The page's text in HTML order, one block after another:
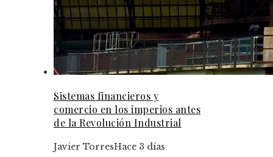
Sistemas financieros y
comercio en los imperios antes
de la Revolución Industrial
Javier TorresHace 3 días